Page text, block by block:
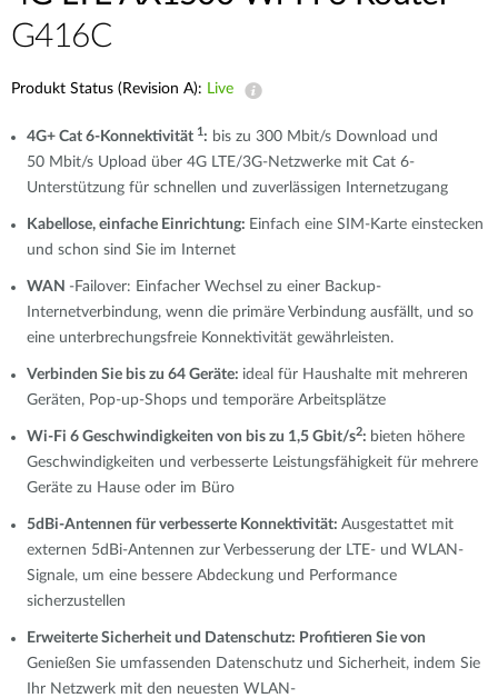
G416C
Produkt Status (Revision A): Live
4G+ Cat 6-Konnektivität 1 : bis zu 300 Mbit/s Download und
50 Mbit/s Upload über 4G LTE/3G-Netzwerke mit Cat 6-
Unterstützung für schnellen und zuverlässigen Internetzugang
Kabellose, einfache Einrichtung: Einfach eine SIM-Karte einstecken
und schon sind Sie im Internet
WAN -Failover: Einfacher Wechsel zu einer Backup-
Internetverbindung, wenn die primäre Verbindung ausfällt, und so
eine unterbrechungsfreie Konnektivität gewährleisten.
Verbinden Sie bis zu 64 Geräte: ideal für Haushalte mit mehreren
Geräten, Pop-up-Shops und temporäre Arbeitsplätze
Wi-Fi 6 Geschwindigkeiten von bis zu 1,5 Gbit/s2: bieten höhere
Geschwindigkeiten und verbesserte Leistungsfähigkeit für mehrere
Geräte zu Hause oder im Büro
5dBi-Antennen für verbesserte Konnektivität: Ausgestattet mit
externen 5dBi-Antennen zur Verbesserung der LTE- und WLAN-
Signale, um eine bessere Abdeckung und Performance
sicherzustellen
Erweiterte Sicherheit und Datenschutz: Profitieren Sie von
Genießen Sie umfassenden Datenschutz und Sicherheit, indem Sie
Ihr Netzwerk mit den neuesten WLAN-